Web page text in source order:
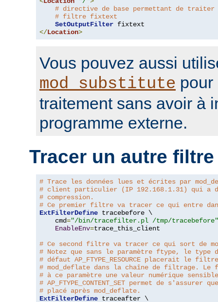
# directive de base permettant de
# filtre fixtext
SetOutputFilter
</Location>
Vous pouvez aussi
mod_substitute pour
traitement sans avoir à
programme externe.
Tracer un autre filtre
# Trace les données lues et écrites par
# client particulier (IP 192.168.1.31) qui a
# compression.
# Ce premier filtre va tracer ce qui entre
ExtFilterDefine tracebefore \
    cmd
="/bin/tracefilter.pl /tmp/tracebefore"
EnableEnv=trace_this_client
# Ce second filtre va tracer ce qui sort de
# Notez que sans le paramètre ftype, le
# défaut AP_FTYPE_RESOURCE placerait le
# mod_deflate dans la chaîne de filtrage.
# à ce paramètre une valeur numérique
# AP_FTYPE_CONTENT_SET permet de
# placé après mod_deflate.
ExtFilterDefine traceafter \